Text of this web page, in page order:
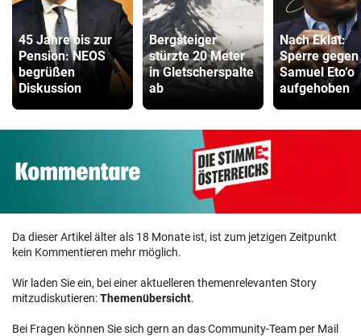
Hoverboard Vergleich
ZUM VERGLEICH
Kinderfahrrad Vergleich
ZUM VERGLEICH
45 Jahre bis zur
Pension: NEOS
begrüßen
Diskussion
Bergsteiger
stürzte 20 Meter
in Gletscherspalte
ab
Nach Eklat:
Sperre gegen
Samuel Eto‘o
aufgehoben
Da dieser Artikel älter als 18 Monate ist, ist zum jetzigen Zeitpunkt
kein Kommentieren mehr möglich.
Wir laden Sie ein, bei einer aktuelleren themenrelevanten Story
mitzudiskutieren:Themenübersicht.
Bei Fragen können Sie sich gern an das Community-Team per Mail